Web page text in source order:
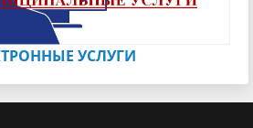
УСЛУГИ